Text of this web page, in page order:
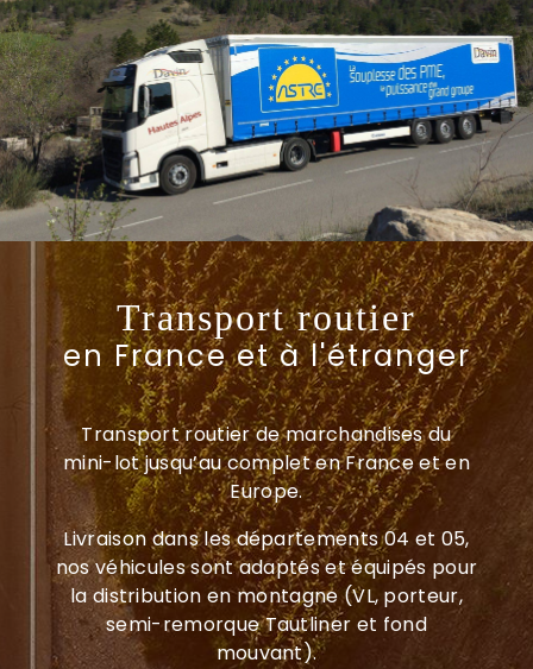
Transport routier
en France et à l'étranger
Transport routier de marchandises du
mini-lot jusqu’au complet en France et en
Europe.
Livraison dans les départements 04 et 05,
nos véhicules sont adaptés et équipés pour
la distribution en montagne (VL, porteur,
semi-remorque Tautliner et fond
mouvant).